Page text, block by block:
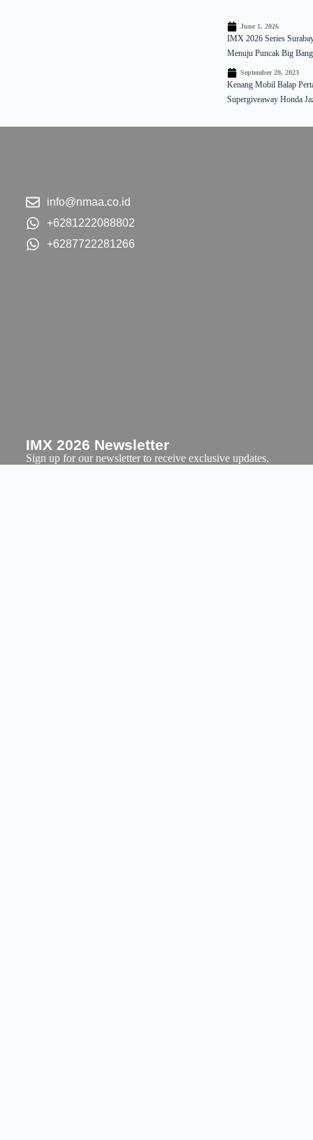
June 1, 2026
IMX 2026 Series
Menuju Puncak Big
September 20, 2023
Kenang Mobil Balap
Supergiveaway Honda
info@nmaa.co.id
+6281222088802
+6287722281266
IMX 2026 Newsletter
Sign up for our newsletter to receive exclusive updates,